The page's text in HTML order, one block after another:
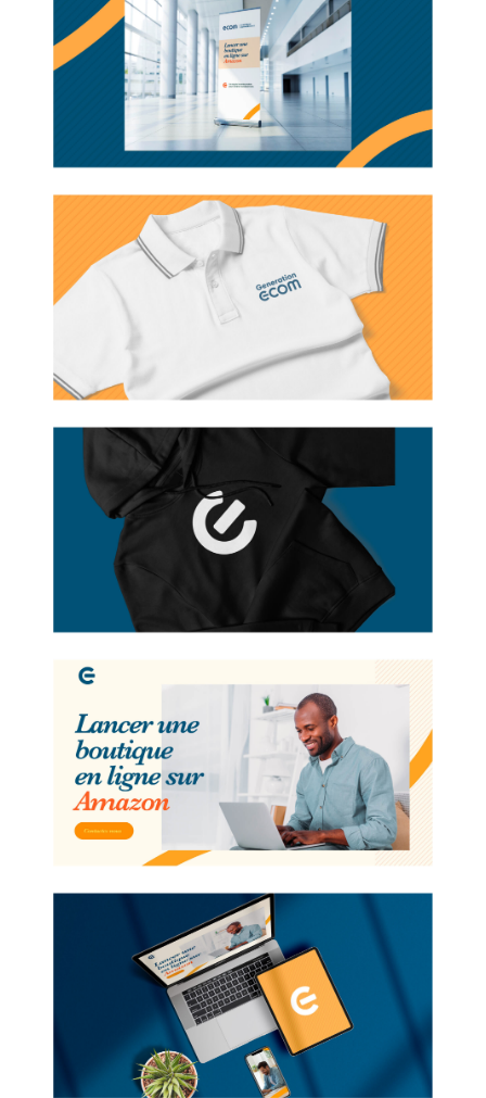
Services
Projets
Agence
Carrières
Blogue
On jase